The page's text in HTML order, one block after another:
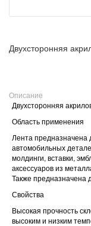
Двухсторонняя
Описание
Двухсторонняя
Область применения
Лента предназначена
автомобильных
молдинги, вставки,
аксессуаров из
Также предназначена
Свойства
Высокая прочность
высоким и низким